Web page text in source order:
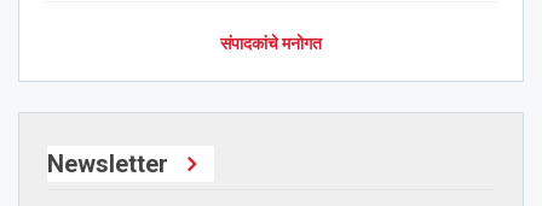
संपादकांचे मनोगत
Newsletter